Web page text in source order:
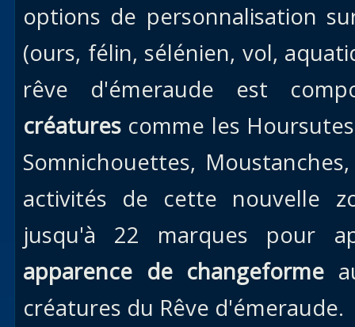
le vol
Uldum
Val
options de personnalisation
(ours, félin, sélénien, vol,
rêve d'émeraude est
créatures comme les
Somnichouettes,
activités de cette nouvelle
jusqu'à 22 marques pour
apparence de changeforme
créatures du Rêve d'émeraude.